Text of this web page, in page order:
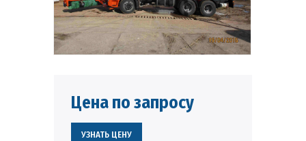
Цена по запросу
УЗНАТЬ ЦЕНУ